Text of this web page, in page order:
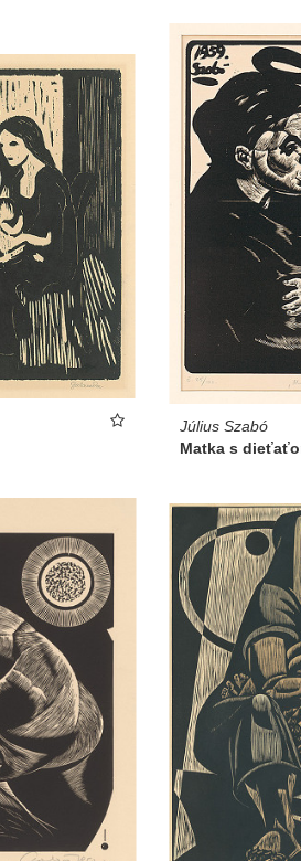
Július Szabó
Matka s